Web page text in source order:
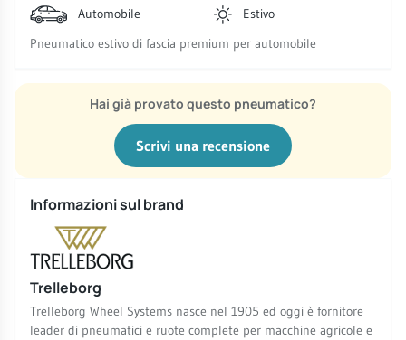
Automobile
Estivo
Pneumatico estivo di fascia premium per automobile
Hai già provato questo pneumatico?
Scrivi una recensione
Informazioni sul brand
Trelleborg
Trelleborg Wheel Systems nasce nel 1905 ed oggi è fornitore
leader di pneumatici e ruote complete per macchine agricole e